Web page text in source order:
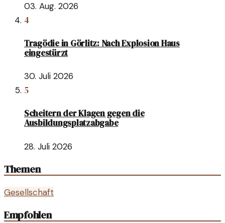
03. Aug. 2026
4
Tragödie in Görlitz: Nach Explosion Haus
eingestürzt
30. Juli 2026
5
Scheitern der Klagen gegen die
Ausbildungsplatzabgabe
28. Juli 2026
Themen
Gesellschaft
Empfohlen